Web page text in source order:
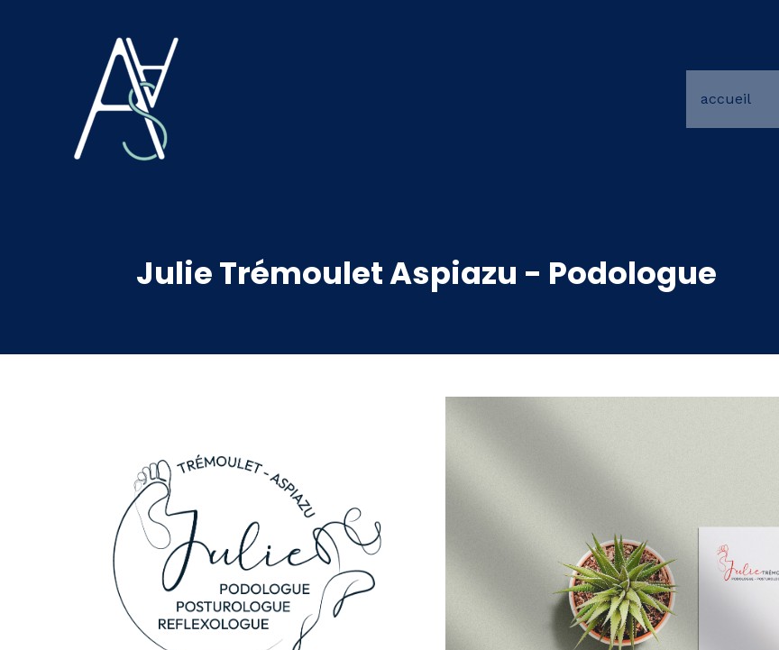
accueil
Julie Trémoulet Aspiazu - Podologue